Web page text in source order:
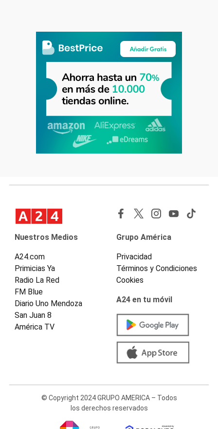
Nuestros Medios
A24.com
Primicias Ya
Radio La Red
FM Blue
Diario Uno Mendoza
San Juan 8
América TV
Grupo América
Privacidad
Términos y Condiciones
Cookies
A24 en tu móvil
© Copyright 2024 GRUPO AMERICA – Todos
los derechos reservados